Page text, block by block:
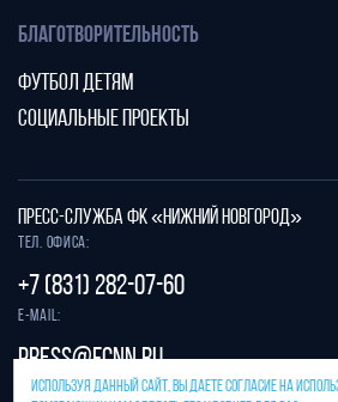
БЛАГОТВОРИТЕЛЬНОСТЬ
ФУТБОЛ ДЕТЯМ
СОЦИАЛЬНЫЕ ПРОЕКТЫ
Защита от спама reCAPTCHA.
ПРЕСС-СЛУЖБА ФК «НИЖНИЙ НОВГОРОД»
Тел. офиса:
+7 (831) 282-07-60
E-mail:
press@fcnn.ru
ИСПОЛЬЗУЯ ДАННЫЙ САЙТ, ВЫ ДАЕТЕ СОГЛАСИЕ НА